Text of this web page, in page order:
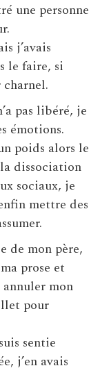
une personne
j’avais
le faire, si
charnel.
pas libéré, je
émotions.
poids alors le
dissociation
sociaux, je
mettre des
de mon père,
prose et
mon
pour
sentie
j’en avais